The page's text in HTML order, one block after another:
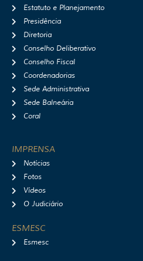
r
Estatuto e Planejamento
Presidência
Diretoria
Conselho Deliberativo
Conselho Fiscal
Coordenadorias
Sede Administrativa
Sede Balneária
Coral
IMPRENSA
Notícias
Fotos
Vídeos
O Judiciário
ESMESC
Esmesc